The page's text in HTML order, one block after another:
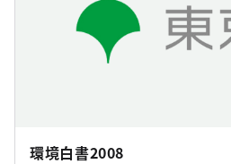
環境白書2008